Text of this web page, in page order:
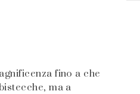
fino a che
ma a